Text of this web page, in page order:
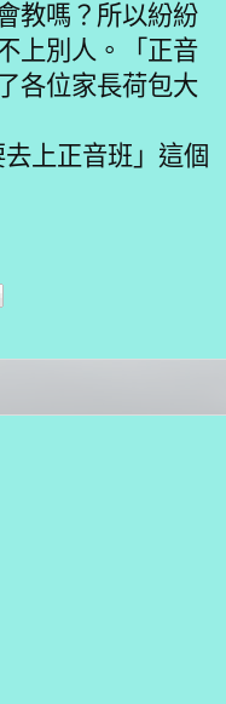
教嗎？所以紛紛
上別人。「正音
各位家長荷包大
上正音班」這個